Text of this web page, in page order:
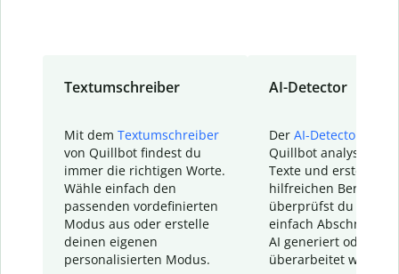
Textumschreiber
Mit dem Textumschreiber
von Quillbot findest du
immer die richtigen Worte.
Wähle einfach den
passenden vordefinierten
Modus aus oder erstelle
deinen eigenen
personalisierten Modus.
AI-Detector
Der AI-Detector
Quillbot analysiert
Texte und erstellt
hilfreichen Bericht.
überprüfst du
einfach Abschnitte,
AI generiert oder
überarbeitet wurden.